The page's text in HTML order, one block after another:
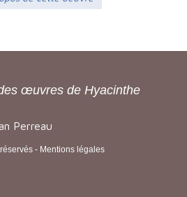
œuvres de Hyacinthe
Perreau
- Mentions légales